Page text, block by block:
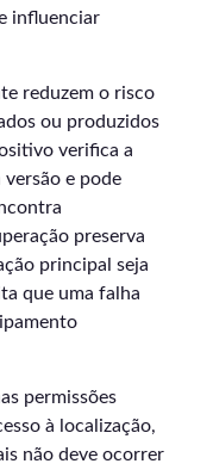
influenciar
reduzem o risco
ou produzidos
verifica a
e pode
preserva
principal seja
que uma falha
permissões
à localização,
não deve ocorrer